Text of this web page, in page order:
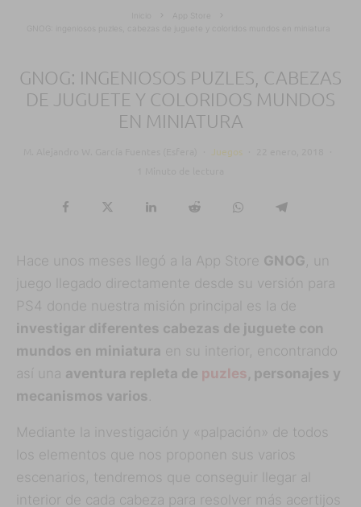
App Store
GNOG: ingeniosos puzles, cabezas de juguete y coloridos mundos en miniatura
GNOG: INGENIOSOS PUZLES, CABEZAS
DE JUGUETE Y COLORIDOS MUNDOS
EN MINIATURA
Juegos
Hace unos meses llegó a la App Store GNOG , un
juego llegado directamente desde su versión para
PS4 donde nuestra misión principal es la de
investigar diferentes cabezas de juguete con
mundos en miniatura en su interior, encontrando
así una aventura repleta de puzles , personajes y
mecanismos varios
Mediante la investigación y «palpación» de todos
los elementos que nos proponen sus varios
escenarios, tendremos que conseguir llegar al
interior de cada cabeza para resolver más acertijos